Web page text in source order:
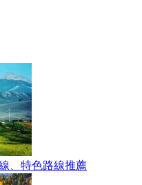
、特色路線推薦